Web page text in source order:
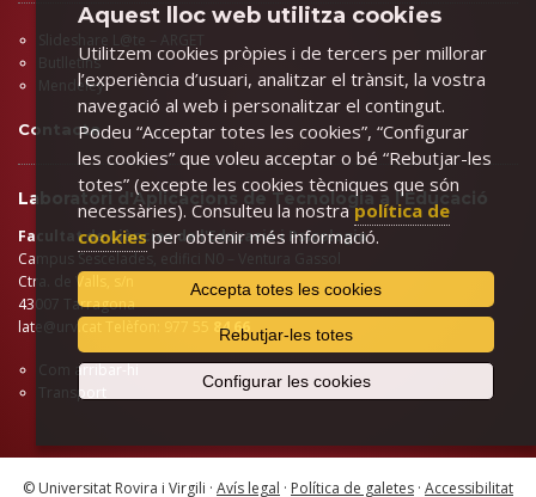
Slideshare L@te – ARGET
Butlletins
Mendeley
Contacte
Laboratori d'Aplicacions de Tecnologia a l'Educació
Facultat de Ciències de l'Educació i Psicologia
Campus Sescelades, edifici N0 – Ventura Gassol
Ctra. de Valls, s/n
43007 Tarragona
late@urv.cat
84 66
Com arribar-hi
Transport
© Universitat Rovira i Virgili · Avís legal · Política de galetes · Accessibilitat
Aquest lloc web utilitza cookies
Utilitzem cookies pròpies i de tercers per millorar
l’experiència d’usuari, analitzar el trànsit, la vostra
navegació al web i personalitzar el contingut.
Podeu “Acceptar totes les cookies”, “Configurar
les cookies” que voleu acceptar o bé “Rebutjar-les
totes” (excepte les cookies tècniques que són
necessàries). Consulteu la nostra política de
cookies per obtenir més informació.
Accepta totes les cookies
Rebutjar-les totes
Configurar les cookies